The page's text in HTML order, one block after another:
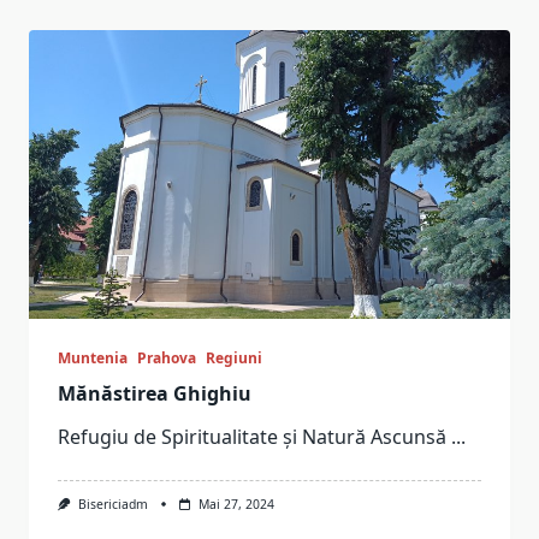
Muntenia Prahova Regiuni
Mănăstirea Ghighiu
Refugiu de Spiritualitate și Natură Ascunsă ...
Bisericiadm Mai 27, 2024